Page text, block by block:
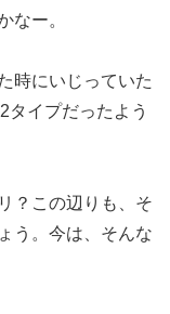
なー。
時にいじっていた
タイプだったよう
？この辺りも、そ
う。今は、そんな